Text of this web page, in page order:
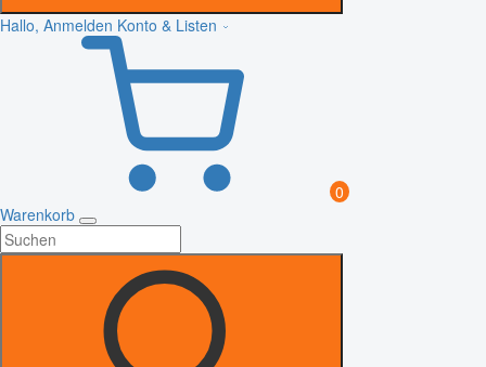
Hallo, Anmelden Konto & Listen
0
Warenkorb